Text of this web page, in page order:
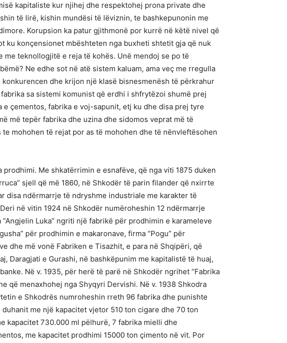
kapitaliste kur njihej dhe respektohej prona private dhe
të lirë, kishin mundësi të lëviznin, te bashkepunonin me
Korupsion ka patur gjithmonë por kurrë në këtë nivel që
ku konçensionet mbështeten nga buxheti shtetit gja që nuk
teknollogjitë e reja të kohës. Unë mendoj se po të
Ne edhe sot në atë sistem kaluam, ama veç me rregulla
dhe krijon një klasë bisnesmenësh të përkrahur
sa sistemi komunist që erdhi i shfrytëzoi shumë prej
çementos, fabrika e voj-sapunit, etj ku dhe disa prej tyre
më tepër fabrika dhe uzina dhe sidomos veprat më të
mohohen të rejat por as të mohohen dhe të nënvleftësohen
Me shkatërrimin e esnafëve, që nga viti 1875 duken
sjell që më 1860, në Shkodër të parin filander që nxirrte
disa ndërmarrje të ndryshme industriale me karakter të
në vitin 1924 në Shkodër numëroheshin 12 ndërmarrje
Luka” ngriti një fabrikë për prodhimin e karameleve
për prodhimin e makaronave, firma “Pogu” për
dhe më vonë Fabriken e Tisazhit, e para në Shqipëri, që
Daragjati e Gurashi, në bashkëpunim me kapitalistë të huaj,
Në v. 1935, për herë të parë në Shkodër ngrihet “Fabrika
që menaxhohej nga Shyqyri Dervishi. Në v. 1938 Shkodra
e Shkodrës numroheshin rreth 96 fabrika dhe punishte
me një kapacitet vjetor 510 ton cigare dhe 70 ton
kapacitet 730.000 ml pëlhurë, 7 fabrika mielli dhe
me kapacitet prodhimi 15000 ton çimento në vit. Por